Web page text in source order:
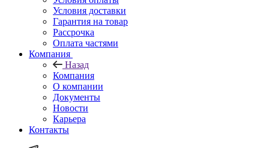
Условия доставки
Гарантия на товар
Рассрочка
Оплата частями
Компания
Назад
Компания
О компании
Документы
Новости
Карьера
Контакты